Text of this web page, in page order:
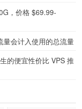
，价格 $69.99-
量会计入使用的总流量
的便宜性价比 VPS 推